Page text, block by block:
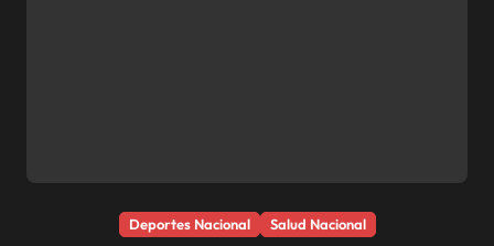
Deportes Nacional Salud Nacional